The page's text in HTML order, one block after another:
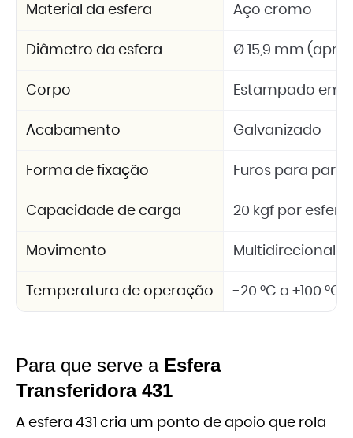
Material da esfera Aço cromo
Diâmetro da esfera Ø 15,9 mm
Corpo Estampado em
Acabamento Galvanizado
Forma de fixação Furos para
Capacidade de carga 20 kgf por esfera
Movimento Multidirecional
Temperatura de operação -20 °C a +100
Para que serve a Esfera
Transferidora 431
A esfera 431 cria um ponto de apoio que rola